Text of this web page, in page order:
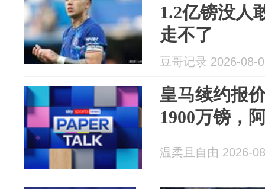
1.2亿镑没人
走不了
豆哥记录 2026-08-
皇马续约报
1900万镑，
温柔且自由 2026-